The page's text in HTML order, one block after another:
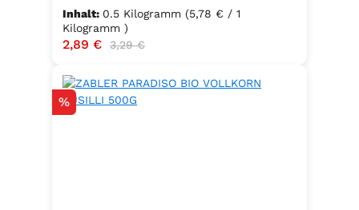
Inhalt: 0.5 Kilogramm (5,78 € / 1
Kilogramm )
Verkaufspreis:
2,89 € Regulärer Preis:
3,29 €
Rabatt
%